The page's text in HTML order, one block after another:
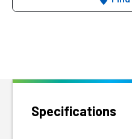
Specifications